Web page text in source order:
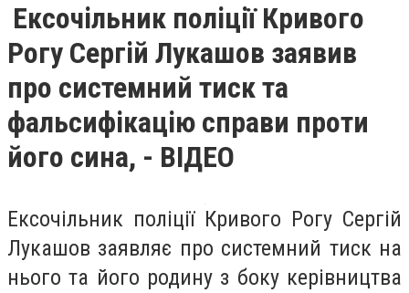
Ексочільник поліції Кривого
Рогу Сергій Лукашов заявив
про системний тиск та
фальсифікацію справи проти
його сина, - ВІДЕО
Ексочільник поліції Кривого Рогу Сергій
Лукашов заявляє про системний тиск на
нього та його родину з боку керівництва